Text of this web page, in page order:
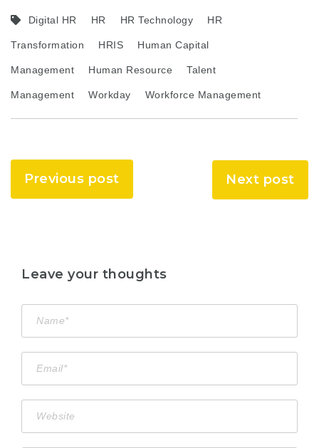
Digital HR HR HR Technology HR
Transformation HRIS Human Capital
Management Human Resource Talent
Management Workday Workforce Management
Previous post Next post
Leave your thoughts